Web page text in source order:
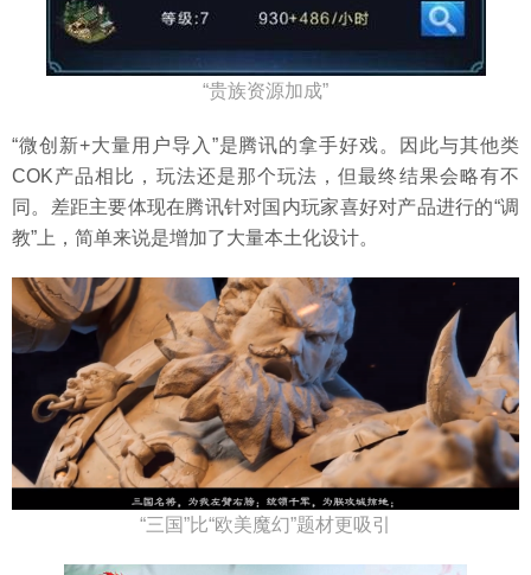
“贵族资源加成”
“微创新+大量用户导入”是腾讯的拿手好戏。因此与其他类
COK产品相比，玩法还是那个玩法，但最终结果会略有不
同。差距主要体现在腾讯针对国内玩家喜好对产品进行的“调
教”上，简单来说是增加了大量本土化设计。
“三国”比“欧美魔幻”题材更吸引